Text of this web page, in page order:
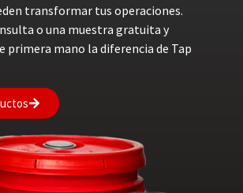
transformar tus operaciones.
o una muestra gratuita y
primera mano la diferencia de Tap